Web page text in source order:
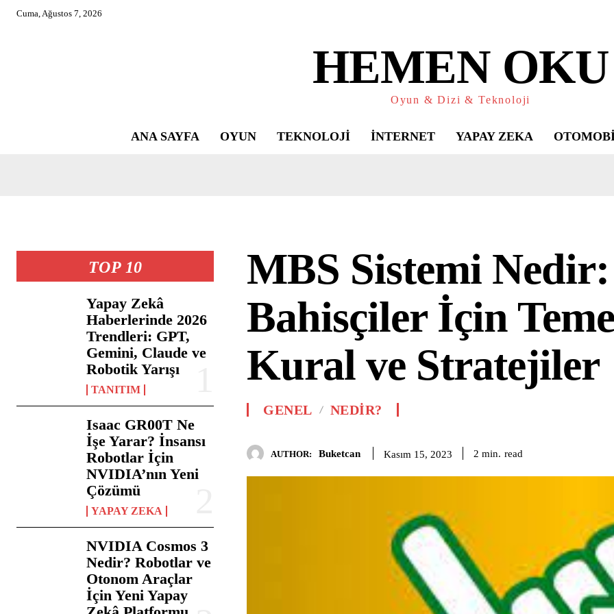
Cuma, Ağustos 7, 2026
HEMEN OKU
Oyun & Dizi & Teknoloji
ANA SAYFA OYUN TEKNOLOJI İNTERNET YAPAY ZEKA
TOP 10
Yapay Zekâ
Haberlerinde 2026
Trendleri: GPT,
Gemini, Claude ve
Robotik Yarışı
TANITIM
Isaac GR00T Ne
İşe Yarar? İnsansı
Robotlar İçin
NVIDIA’nın Yeni
Çözümü
YAPAY ZEKA
NVIDIA Cosmos 3
Nedir? Robotlar ve
Otonom Araçlar
İçin Yeni Yapay
MBS Sistemi Nedir:
Bahisçiler İçin
Kural ve Stratejiler
GENEL NEDIR?
AUTHOR: Buketcan Kasım 15, 2023 2 min. read